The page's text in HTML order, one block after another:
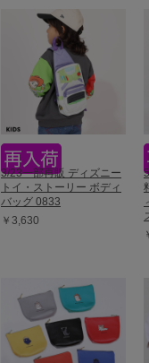
3/23一部再販 ディズニー
トイ・ストーリー ボディ
バッグ 0833
￥3,630